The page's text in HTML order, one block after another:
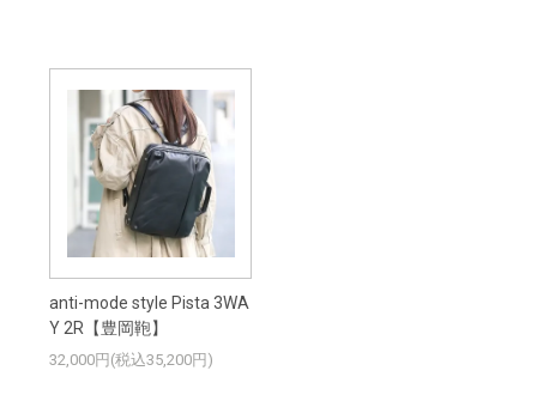
anti-mode style Pista 3WA
Y 2R【豊岡鞄】
32,000円(税込35,200円)